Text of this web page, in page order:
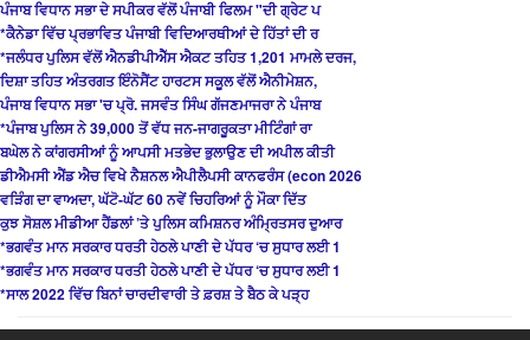
ਪੰਜਾਬ ਵਿਧਾਨ ਸਭਾ ਦੇ ਸਪੀਕਰ ਵੱਲੋਂ ਪੰਜਾਬੀ ਫਿਲਮ "ਦੀ ਗ੍ਰੇਟ ਪ
*ਕੈਨੇਡਾ ਵਿੱਚ ਪ੍ਰਭਾਵਿਤ ਪੰਜਾਬੀ ਵਿਦਿਆਰਥੀਆਂ ਦੇ ਹਿੱਤਾਂ ਦੀ ਰ
*ਜਲੰਧਰ ਪੁਲਿਸ ਵੱਲੋਂ ਐਨਡੀਪੀਐੱਸ ਐਕਟ ਤਹਿਤ 1,201 ਮਾਮਲੇ ਦਰਜ,
ਦਿਸ਼ਾ ਤਹਿਤ ਅੰਤਰਗਤ ਇੰਨੋਸੈਂਟ ਹਾਰਟਸ ਸਕੂਲ ਵੱਲੋਂ ਐਨੀਮੇਸ਼ਨ,
ਪੰਜਾਬ ਵਿਧਾਨ ਸਭਾ 'ਚ ਪ੍ਰੋ. ਜਸਵੰਤ ਸਿੰਘ ਗੱਜਣਮਾਜਰਾ ਨੇ ਪੰਜਾਬ
*ਪੰਜਾਬ ਪੁਲਿਸ ਨੇ 39,000 ਤੋਂ ਵੱਧ ਜਨ-ਜਾਗਰੂਕਤਾ ਮੀਟਿੰਗਾਂ ਰਾ
ਬਘੇਲ ਨੇ ਕਾਂਗਰਸੀਆਂ ਨੂੰ ਆਪਸੀ ਮਤਭੇਦ ਭੁਲਾਉਣ ਦੀ ਅਪੀਲ ਕੀਤੀ
ਡੀਐਮਸੀ ਐਂਡ ਐਚ ਵਿਖੇ ਨੈਸ਼ਨਲ ਐਪੀਲੈਪਸੀ ਕਾਨਫਰੰਸ (econ 2026
ਵੜਿੰਗ ਦਾ ਵਾਅਦਾ, ਘੱਟੋ-ਘੱਟ 60 ਨਵੇਂ ਚਿਹਰਿਆਂ ਨੂੰ ਮੌਕਾ ਦਿੱਤ
ਕੁਝ ਸੋਸ਼ਲ ਮੀਡੀਆ ਹੈਂਡਲਾਂ ’ਤੇ ਪੁਲਿਸ ਕਮਿਸ਼ਨਰ ਅੰਮ੍ਰਿਤਸਰ ਦੁਆਰ
*ਭਗਵੰਤ ਮਾਨ ਸਰਕਾਰ ਧਰਤੀ ਹੇਠਲੇ ਪਾਣੀ ਦੇ ਪੱਧਰ ‘ਚ ਸੁਧਾਰ ਲਈ 1
*ਭਗਵੰਤ ਮਾਨ ਸਰਕਾਰ ਧਰਤੀ ਹੇਠਲੇ ਪਾਣੀ ਦੇ ਪੱਧਰ ‘ਚ ਸੁਧਾਰ ਲਈ 1
*ਸਾਲ 2022 ਵਿੱਚ ਬਿਨਾਂ ਚਾਰਦੀਵਾਰੀ ਤੇ ਫ਼ਰਸ਼ ਤੇ ਬੈਠ ਕੇ ਪੜ੍ਹ